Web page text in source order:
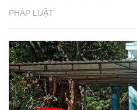
PHÁP LUẬT